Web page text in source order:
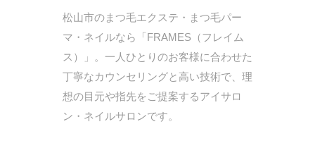
松山市のまつ毛エクステ・まつ毛パー
マ・ネイルなら「FRAMES（フレイム
ス）」。一人ひとりのお客様に合わせた
丁寧なカウンセリングと高い技術で、理
想の目元や指先をご提案するアイサロ
ン・ネイルサロンです。